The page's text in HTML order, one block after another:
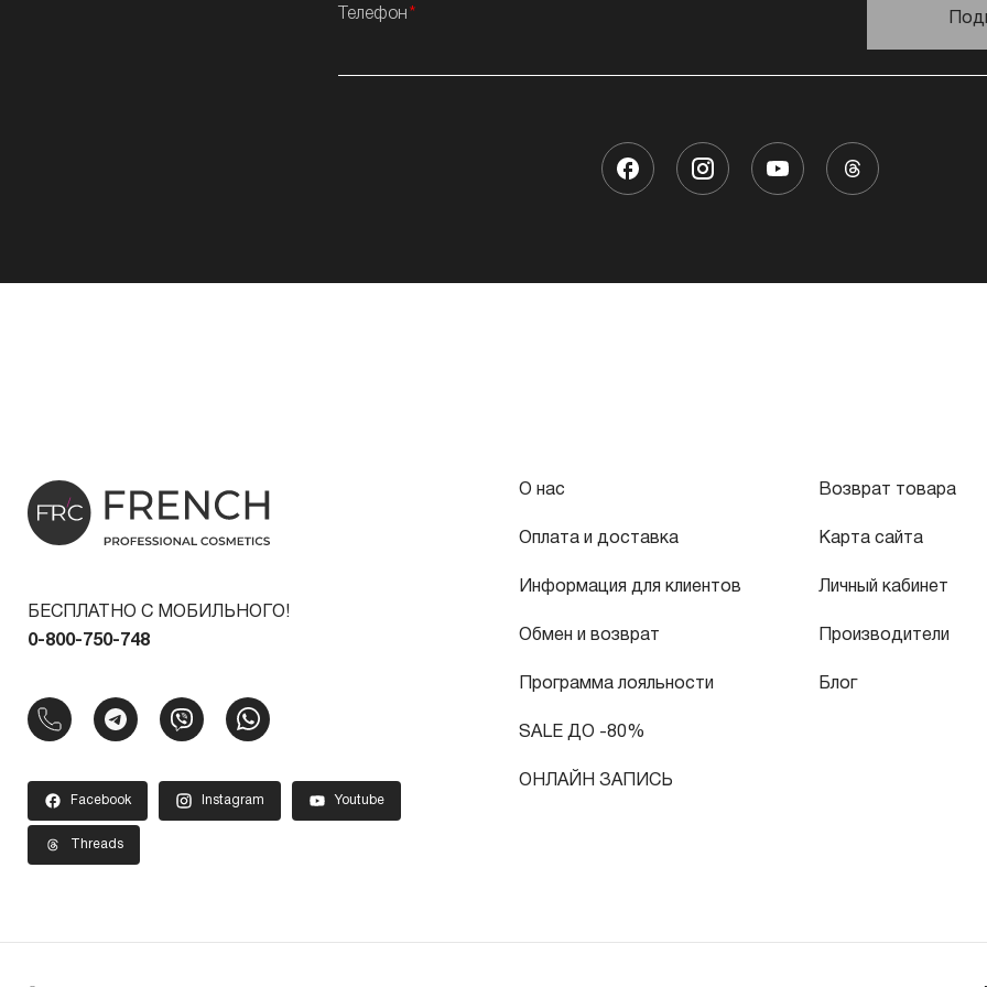
Телефон
БЕСПЛАТНО С МОБИЛЬНОГО!
0-800-750-748
Facebook Instagram Youtube
Threads
О нас
Оплата и доставка
Информация для клиентов
Обмен и возврат
Программа лояльности
SALE ДО -80%
ОНЛАЙН ЗАПИСЬ
Возврат товара
Карта сайта
Личный кабинет
Производители
Блог